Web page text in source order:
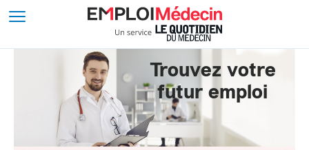
Trouvez votre
futur emploi